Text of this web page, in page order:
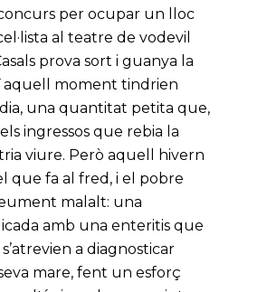
per ocupar un lloc
al teatre de vodevil
prova sort i guanya la
moment tindrien
una quantitat petita que,
ingressos que rebia la
viure. Però aquell hivern
que fa al fred, i el pobre
malalt: una
amb una enteritis que
a diagnosticar
mare, fent un esforç